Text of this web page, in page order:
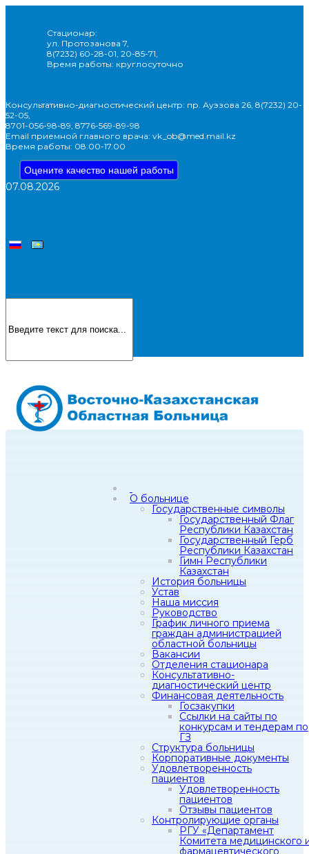
Стационар:
ул. Протозанова 7,
8(7232) 60-28-01, 20-85-71,
Время работы: круглосуточно
Консультативно-диагностический центр: пр. Ауэзова 26, 8(7232) 20-
52-05,
8701-056-98-89, 8776-569-89-98
Email приемной главного врача: vk_ob@med.mail.kz
Время работы: 08.00-17.00
Оцените качество нашей работы
07.08.2026
О больнице
Государственные символы
Государственный Флаг
Республики Казахстан
Государственный Герб
Республики Казахстан
Гимн Республики
Казахстан
История больницы
Устав
Наша миссия
Руководство
График личного приема
граждан администрацией
областной больницы
Вакансии
Отделения стационара
Консультативно-
диагностический центр
Финансовая деятельность
Госзакупки
Ссылки на сайты по
конкурсам и тендерам по
ГЗ
Структура больницы
Корпоративные документы
Удовлетворенность
пациентов
Удовлетворенность
пациентов
Отзывы пациентов
Контролирующие органы
РГУ «Департамент
Комитета медицинского
фармацевтического